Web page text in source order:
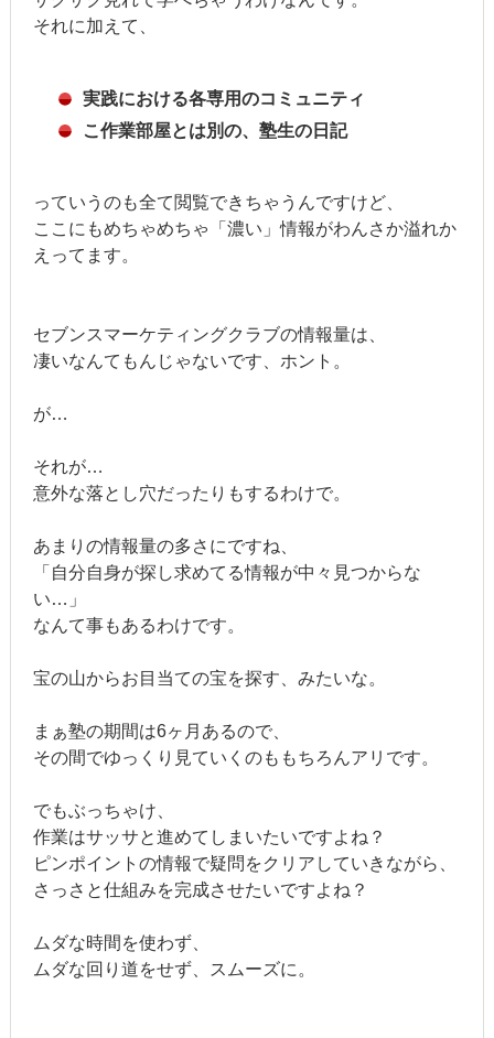
それに加えて、
実践における各専用のコミュニティ
こ作業部屋とは別の、塾生の日記
っていうのも全て閲覧できちゃうんですけど、
ここにもめちゃめちゃ「濃い」情報がわんさか溢れか
えってます。
セブンスマーケティングクラブの情報量は、
凄いなんてもんじゃないです、ホント。
が…
それが…
意外な落とし穴だったりもするわけで。
あまりの情報量の多さにですね、
「自分自身が探し求めてる情報が中々見つからな
い…」
なんて事もあるわけです。
宝の山からお目当ての宝を探す、みたいな。
まぁ塾の期間は6ヶ月あるので、
その間でゆっくり見ていくのももちろんアリです。
でもぶっちゃけ、
作業はサッサと進めてしまいたいですよね？
ピンポイントの情報で疑問をクリアしていきながら、
さっさと仕組みを完成させたいですよね？
ムダな時間を使わず、
ムダな回り道をせず、スムーズに。